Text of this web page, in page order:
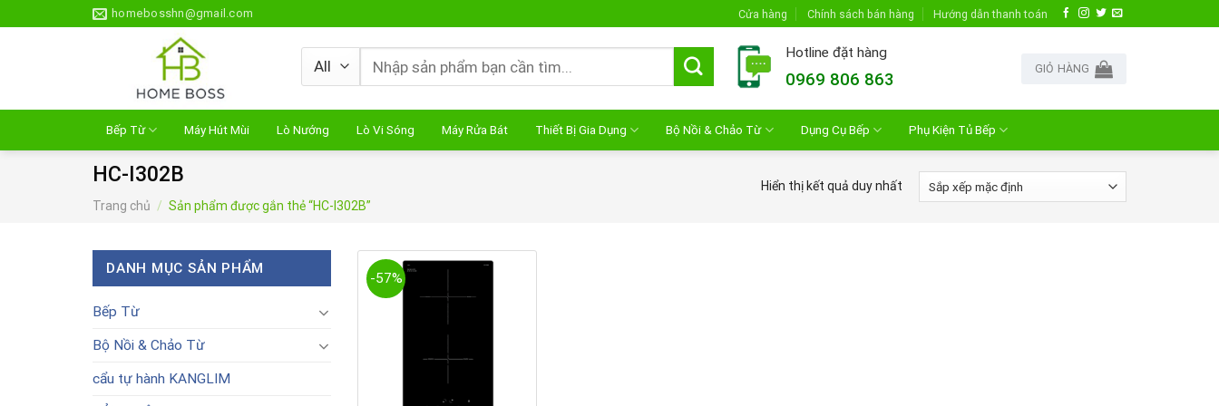
to
homebosshn@gmail.com Cửa hàng Chính sách bán hàng Hướng dẫn thanh toán
Tìm
kiếm:
Hotline đặt hàng
0969 806 863
GIỎ HÀNG
Bếp Từ Máy Hút Mùi Lò Nướng Lò Vi Sóng Máy Rửa Bát Thiết Bị Gia Dụng Bộ Nồi & Chảo Từ Dụng Cụ Bếp Phụ Kiện Tủ Bếp
HC-I302B
Trang chủ / Sản phẩm được gắn thẻ “HC-I302B”
Hiển thị kết quả duy nhất
DANH MỤC SẢN PHẨM
Bếp Từ
Bộ Nồi & Chảo Từ
cẩu tự hành KANGLIM
-57%